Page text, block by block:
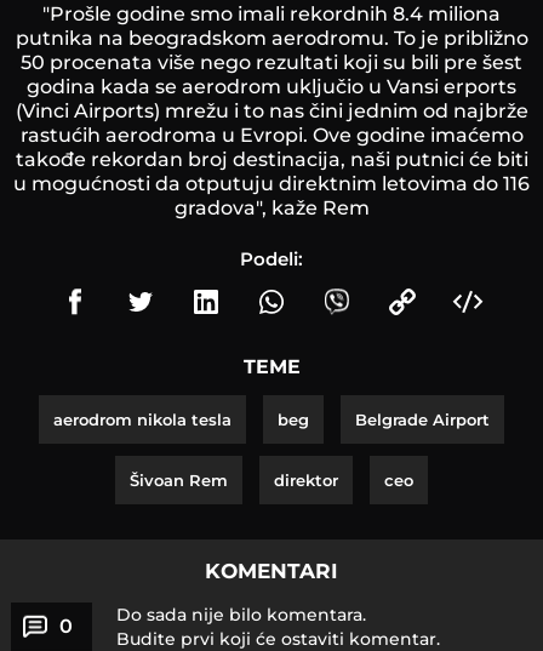
"Prošle godine smo imali rekordnih 8.4 miliona
putnika na beogradskom aerodromu. To je približno
50 procenata više nego rezultati koji su bili pre šest
godina kada se aerodrom uključio u Vansi erports
(Vinci Airports) mrežu i to nas čini jednim od najbrže
rastućih aerodroma u Evropi. Ove godine imaćemo
takođe rekordan broj destinacija, naši putnici će biti
u mogućnosti da otputuju direktnim letovima do 116
gradova", kaže Rem
Podeli:
TEME
aerodrom nikola tesla beg Belgrade Airport
Šivoan Rem direktor ceo
KOMENTARI
0
Do sada nije bilo komentara.
Budite prvi koji će ostaviti komentar.